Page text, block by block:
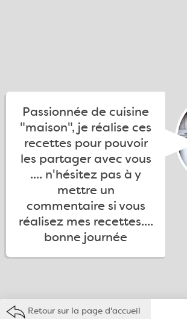
Passionnée de cuisine
"maison", je réalise ces
recettes pour pouvoir
les partager avec vous
.... n'hésitez pas à y
mettre un
commentaire si vous
réalisez mes recettes....
bonne journée
Retour sur la page d'accueil